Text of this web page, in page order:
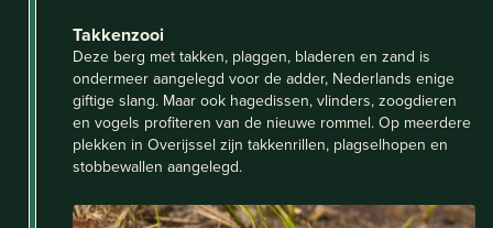
Takkenzooi
Deze berg met takken, plaggen, bladeren en zand is
ondermeer aangelegd voor de adder, Nederlands enige
giftige slang. Maar ook hagedissen, vlinders, zoogdieren
en vogels profiteren van de nieuwe rommel. Op meerdere
plekken in Overijssel zijn takkenrillen, plagselhopen en
stobbewallen aangelegd.